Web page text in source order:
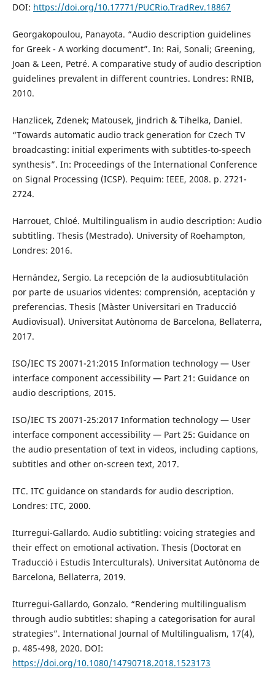
DOI: https://doi.org/10.17771/PUCRio.TradRev.18867
Georgakopoulou, Panayota. “Audio description guidelines
for Greek - A working document”. In: Rai, Sonali; Greening,
Joan & Leen, Petré. A comparative study of audio description
guidelines prevalent in different countries. Londres: RNIB,
2010.
Hanzlicek, Zdenek; Matousek, Jindrich & Tihelka, Daniel.
“Towards automatic audio track generation for Czech TV
broadcasting: initial experiments with subtitles-to-speech
synthesis”. In: Proceedings of the International Conference
on Signal Processing (ICSP). Pequim: IEEE, 2008. p. 2721-
2724.
Harrouet, Chloé. Multilingualism in audio description: Audio
subtitling. Thesis (Mestrado). University of Roehampton,
Londres: 2016.
Hernández, Sergio. La recepción de la audiosubtitulación
por parte de usuarios videntes: comprensión, aceptación y
preferencias. Thesis (Màster Universitari en Traducció
Audiovisual). Universitat Autònoma de Barcelona, Bellaterra,
2017.
ISO/IEC TS 20071-21:2015 Information technology — User
interface component accessibility — Part 21: Guidance on
audio descriptions, 2015.
ISO/IEC TS 20071-25:2017 Information technology — User
interface component accessibility — Part 25: Guidance on
the audio presentation of text in videos, including captions,
subtitles and other on-screen text, 2017.
ITC. ITC guidance on standards for audio description.
Londres: ITC, 2000.
Iturregui-Gallardo. Audio subtitling: voicing strategies and
their effect on emotional activation. Thesis (Doctorat en
Traducció i Estudis Interculturals). Universitat Autònoma de
Barcelona, Bellaterra, 2019.
Iturregui-Gallardo, Gonzalo. “Rendering multilingualism
through audio subtitles: shaping a categorisation for aural
strategies”. International Journal of Multilingualism, 17(4),
p. 485-498, 2020. DOI:
https://doi.org/10.1080/14790718.2018.1523173